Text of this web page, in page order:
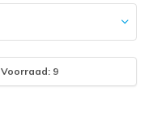
Voorraad: 9